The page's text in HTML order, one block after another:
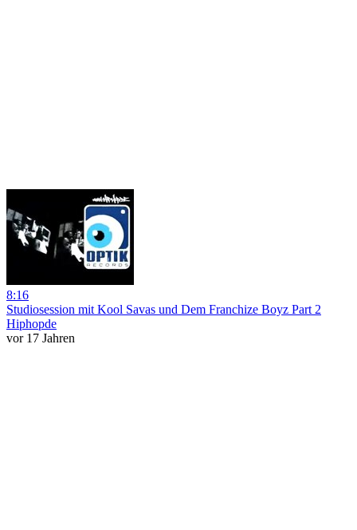
8:16
Studiosession mit Kool Savas und Dem Franchize Boyz Part 2
Hiphopde
vor 17 Jahren